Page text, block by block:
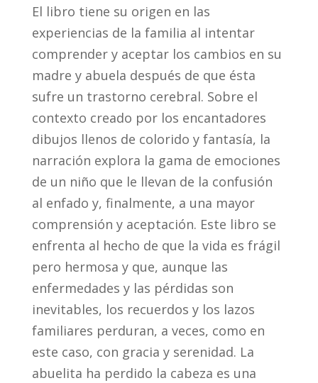
El libro tiene su origen en las
experiencias de la familia al intentar
comprender y aceptar los cambios en su
madre y abuela después de que ésta
sufre un trastorno cerebral. Sobre el
contexto creado por los encantadores
dibujos llenos de colorido y fantasía, la
narración explora la gama de emociones
de un niño que le llevan de la confusión
al enfado y, finalmente, a una mayor
comprensión y aceptación. Este libro se
enfrenta al hecho de que la vida es frágil
pero hermosa y que, aunque las
enfermedades y las pérdidas son
inevitables, los recuerdos y los lazos
familiares perduran, a veces, como en
este caso, con gracia y serenidad. La
abuelita ha perdido la cabeza es una